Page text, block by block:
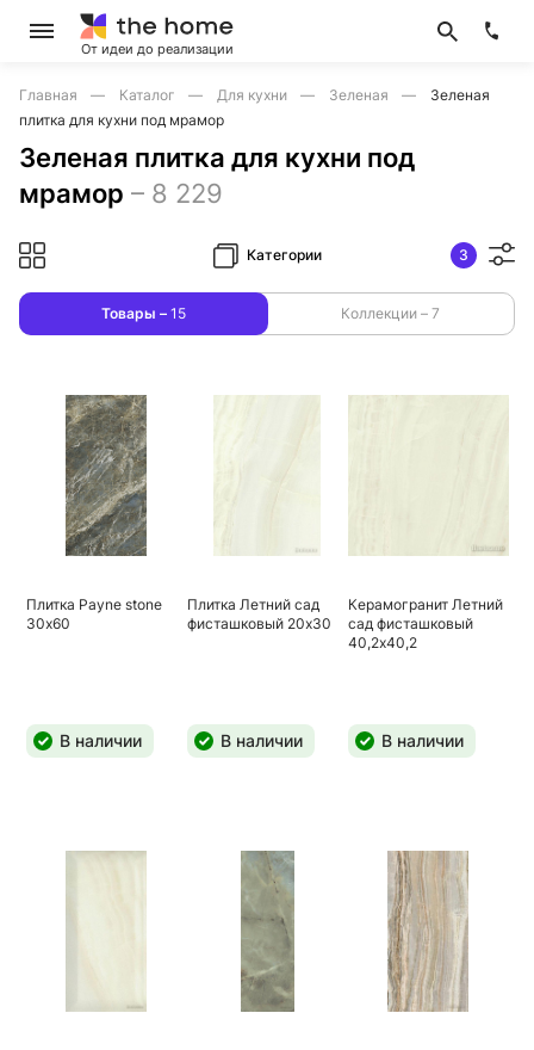
От идеи до реализации
Главная Каталог Для кухни Зеленая
Зеленая
плитка для кухни под мрамор
Зеленая плитка для кухни под
мрамор – 8 229
Категории 3
Товары – 15 Коллекции – 7
Плитка Payne stone
30х60
В наличии
Плитка Летний сад
фисташковый 20х30
В наличии
Керамогранит Летний
сад фисташковый
40,2х40,2
В наличии